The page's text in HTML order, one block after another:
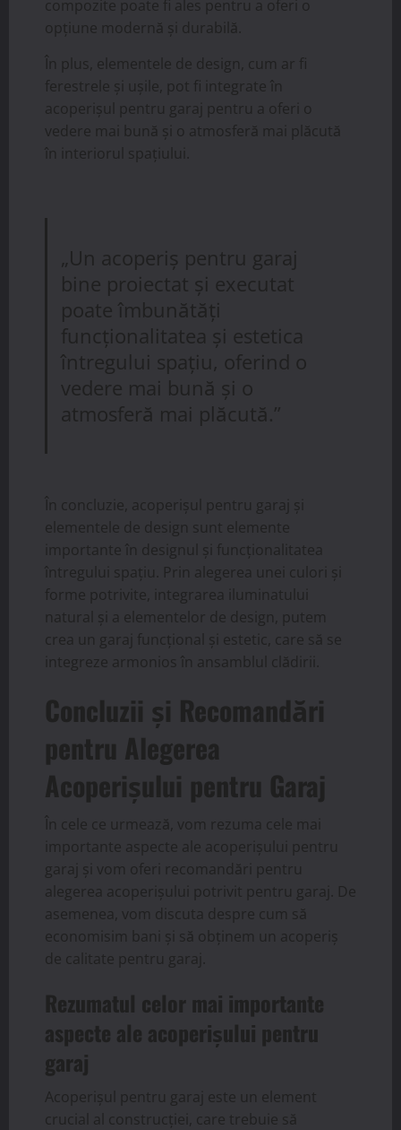
compozite poate fi ales pentru a oferi o
opțiune modernă și durabilă.
În plus, elementele de design, cum ar fi
ferestrele și ușile, pot fi integrate în
acoperișul pentru garaj pentru a oferi o
vedere mai bună și o atmosferă mai plăcută
în interiorul spațiului.
„Un acoperiș pentru garaj
bine proiectat și executat
poate îmbunătăți
funcționalitatea și estetica
întregului spațiu, oferind o
vedere mai bună și o
atmosferă mai plăcută.”
În concluzie, acoperișul pentru garaj și
elementele de design sunt elemente
importante în designul și funcționalitatea
întregului spațiu. Prin alegerea unei culori și
forme potrivite, integrarea iluminatului
natural și a elementelor de design, putem
crea un garaj funcțional și estetic, care să se
integreze armonios în ansamblul clădirii.
Concluzii și Recomandări
pentru Alegerea
Acoperișului pentru Garaj
În cele ce urmează, vom rezuma cele mai
importante aspecte ale acoperișului pentru
garaj și vom oferi recomandări pentru
alegerea acoperișului potrivit pentru garaj. De
asemenea, vom discuta despre cum să
economisim bani și să obținem un acoperiș
de calitate pentru garaj.
Rezumatul celor mai importante
aspecte ale acoperișului pentru
garaj
Acoperișul pentru garaj este un element
crucial al construcției, care trebuie să